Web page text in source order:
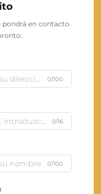
pondrá en contacto
0/100
0/16
0/100